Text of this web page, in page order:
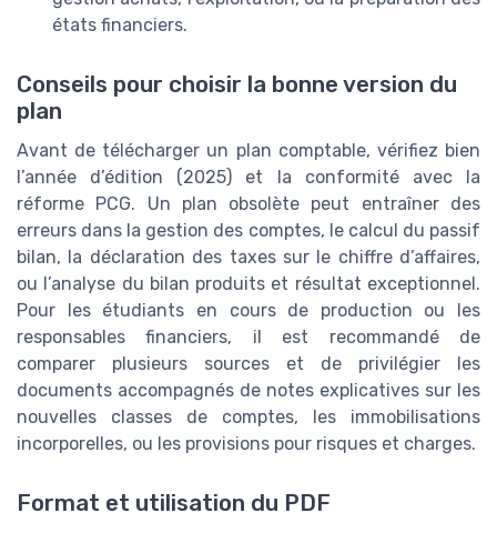
états financiers.
Conseils pour choisir la bonne version du
plan
Avant de télécharger un plan comptable, vérifiez bien
l’année d’édition (2025) et la conformité avec la
réforme PCG. Un plan obsolète peut entraîner des
erreurs dans la gestion des comptes, le calcul du passif
bilan, la déclaration des taxes sur le chiffre d’affaires,
ou l’analyse du bilan produits et résultat exceptionnel.
Pour les étudiants en cours de production ou les
responsables financiers, il est recommandé de
comparer plusieurs sources et de privilégier les
documents accompagnés de notes explicatives sur les
nouvelles classes de comptes, les immobilisations
incorporelles, ou les provisions pour risques et charges.
Format et utilisation du PDF